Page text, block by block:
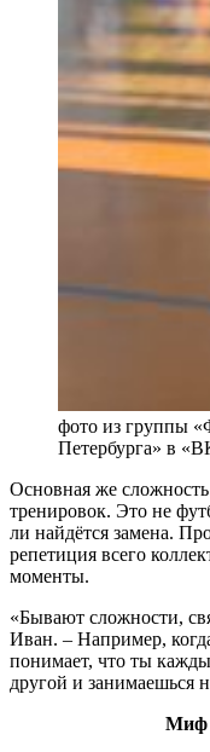
фото из группы
Петербурга» в
Основная же
тренировок. Это не
ли найдётся замена.
репетиция всего
моменты.
«Бывают сложности,
Иван. – Например,
понимает, что ты
другой и занимаешься
Миф